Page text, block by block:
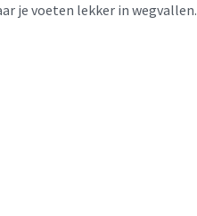
je voeten lekker in wegvallen.